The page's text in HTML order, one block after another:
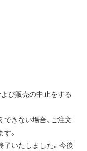
び販売の中止をする
きない場合、ご注文
。
いたしました。今後